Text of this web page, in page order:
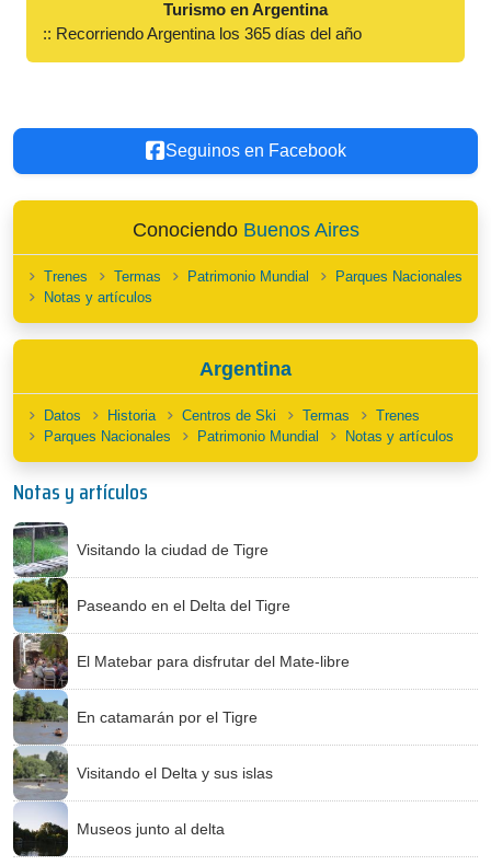
Turismo en Argentina
:: Recorriendo Argentina los 365 días del año
Seguinos en Facebook
Conociendo Buenos Aires
Trenes Termas Patrimonio Mundial
Parques Nacionales
Notas y artículos
Argentina
Datos Historia Centros de Ski Termas
Trenes
Parques Nacionales
Patrimonio Mundial Notas y artículos
Notas y artículos
Visitando la ciudad de Tigre
Paseando en el Delta del Tigre
El Matebar para disfrutar del Mate-libre
En catamarán por el Tigre
Visitando el Delta y sus islas
Museos junto al delta